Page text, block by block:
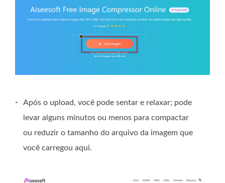
-
Após o upload, você pode sentar e relaxar; pode
levar alguns minutos ou menos para compactar
ou reduzir o tamanho do arquivo da imagem que
você carregou aqui.